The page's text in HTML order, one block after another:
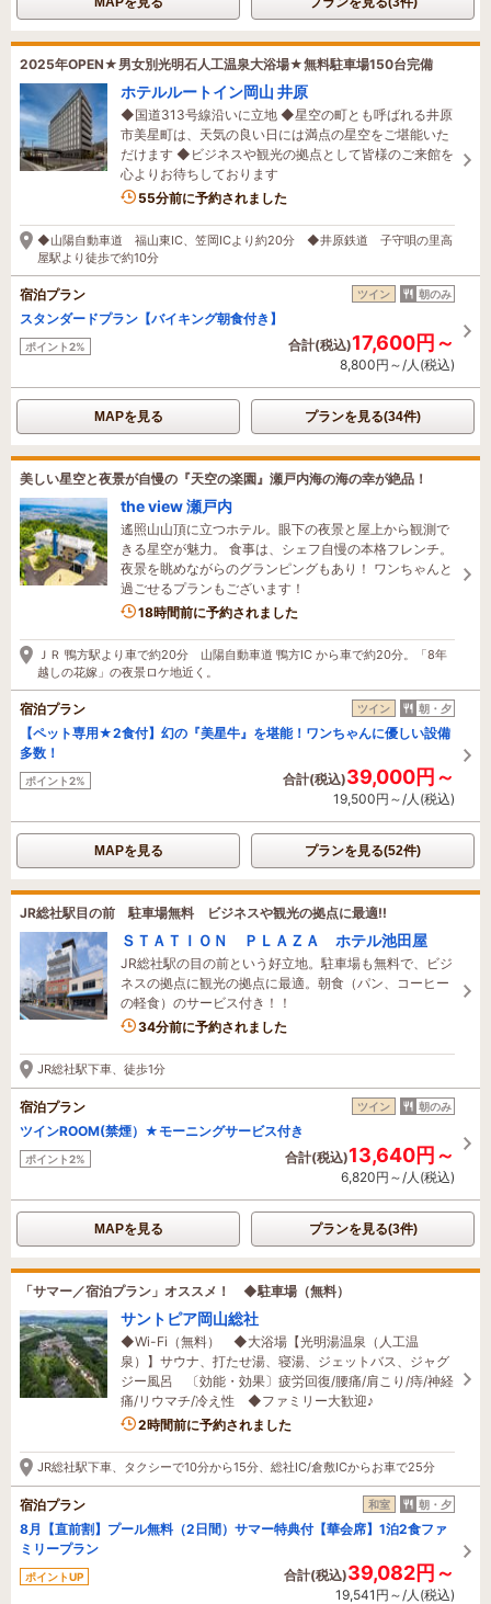
2025年OPEN★男女別光明石人工温泉大浴場★無料駐車場150台完備
ホテルルートイン岡山 井原
◆国道313号線沿いに立地 ◆星空の町とも呼ばれる井原
市美星町は、天気の良い日には満点の星空をご堪能いた
だけます ◆ビジネスや観光の拠点として皆様のご来館を
心よりお待ちしております
2名がこの宿を見ています
55分前に予約されました
◆山陽自動車道 福山東IC、笠岡ICより約20分 ◆井原鉄道 子守唄の里高
屋駅より徒歩で約10分
宿泊プラン ツイン 朝のみ
スタンダードプラン【バイキング朝食付き】
ポイント2% 合計(税込)17,600円～
8,800円～/人(税込)
MAPを見る プランを見る(34件)
美しい星空と夜景が自慢の『天空の楽園』瀬戸内海の海の幸が絶品！
the view 瀬戸内
遙照山山頂に立つホテル。眼下の夜景と屋上から観測で
きる星空が魅力。 食事は、シェフ自慢の本格フレンチ。
夜景を眺めながらのグランピングもあり！ ワンちゃんと
過ごせるプランもございます！
2名がこの宿を見ています
18時間前に予約されました
ＪＲ 鴨方駅より車で約20分 山陽自動車道 鴨方IC から車で約20分。「8年
越しの花嫁」の夜景ロケ地近く。
宿泊プラン ツイン 朝・夕
【ペット専用★2食付】幻の『美星牛』を堪能！ワンちゃんに優しい設備
多数！
ポイント2% 合計(税込)39,000円～
19,500円～/人(税込)
MAPを見る プランを見る(52件)
JR総社駅目の前 駐車場無料 ビジネスや観光の拠点に最適!!
ＳＴＡＴＩＯＮ ＰＬＡＺＡ ホテル池田屋
JR総社駅の目の前という好立地。駐車場も無料で、ビジ
ネスの拠点に観光の拠点に最適。朝食（パン、コーヒー
の軽食）のサービス付き！！
1名がこの宿を見ています
34分前に予約されました
JR総社駅下車、徒歩1分
宿泊プラン ツイン 朝のみ
ツインROOM(禁煙）★モーニングサービス付き
ポイント2% 合計(税込)13,640円～
6,820円～/人(税込)
MAPを見る プランを見る(3件)
「サマー／宿泊プラン」オススメ！ ◆駐車場（無料）
サントピア岡山総社
◆Wi-Fi（無料） ◆大浴場【光明湯温泉（人工温
泉）】サウナ、打たせ湯、寝湯、ジェットバス、ジャグ
ジー風呂 〔効能・効果〕疲労回復/腰痛/肩こり/痔/神経
痛/リウマチ/冷え性 ◆ファミリー大歓迎♪
5名がこの宿を見ています
2時間前に予約されました
JR総社駅下車、タクシーで10分から15分、総社IC/倉敷ICからお車で25分
宿泊プラン 和室 朝・夕
8月【直前割】プール無料（2日間）サマー特典付【華会席】1泊2食ファ
ミリープラン
ポイントUP 合計(税込)39,082円～
19,541円～/人(税込)